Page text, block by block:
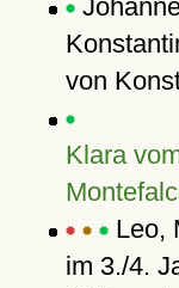
von
Klara
Leo,
im 3./4.